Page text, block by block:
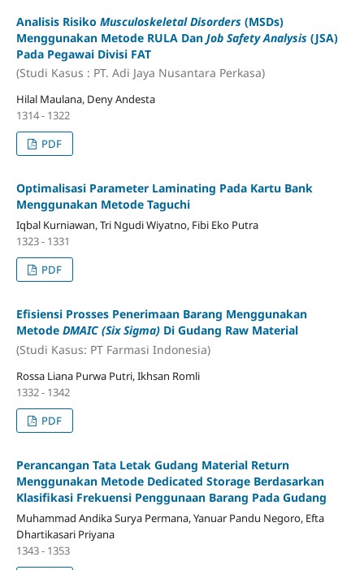
Analisis Risiko Musculoskeletal Disorders (MSDs)
Menggunakan Metode RULA Dan Job Safety Analysis (JSA)
Pada Pegawai Divisi FAT
(Studi Kasus : PT. Adi Jaya Nusantara Perkasa)
Hilal Maulana, Deny Andesta
1314 - 1322
PDF
Optimalisasi Parameter Laminating Pada Kartu Bank
Menggunakan Metode Taguchi
Iqbal Kurniawan, Tri Ngudi Wiyatno, Fibi Eko Putra
1323 - 1331
PDF
Efisiensi Prosses Penerimaan Barang Menggunakan
Metode DMAIC (Six Sigma)Di Gudang Raw Material
(Studi Kasus: PT Farmasi Indonesia)
Rossa Liana Purwa Putri, Ikhsan Romli
1332 - 1342
PDF
Perancangan Tata Letak Gudang Material Return
Menggunakan Metode Dedicated Storage Berdasarkan
Klasifikasi Frekuensi Penggunaan Barang Pada Gudang
Muhammad Andika Surya Permana, Yanuar Pandu Negoro, Efta
Dhartikasari Priyana
1343 - 1353